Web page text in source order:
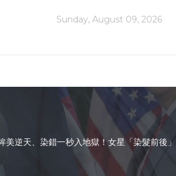
Sunday, August 09, 2026
美逆天、染錯一秒入地獄！女星「染髮前後